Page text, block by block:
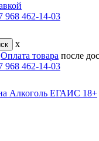
968 462-14-03
x
Оплата товара после
968 462-14-03
Алкоголь ЕГАИС 18+